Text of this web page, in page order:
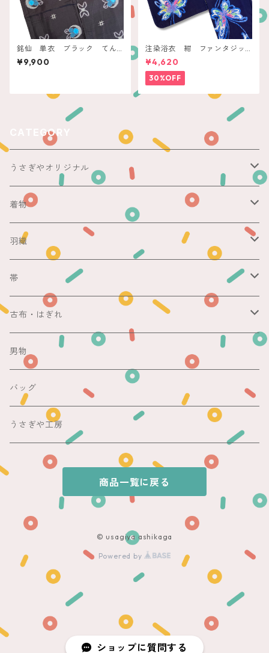
ショップに質問する
銘仙 単衣 ブラック てん
とう虫と蝶
¥9,900
注染浴衣 紺 ファンタジッ
クバタフライ
¥4,620
30%OFF
CATEGORY
うさぎやオリジナル
ericoさん
レース足袋
マスキングテープ
防虫香
着物
袷
銘仙
紬
単衣
銘仙
紬
夏
浴衣
夏着物
羽織
銘仙
その他
帯
名古屋帯
袋帯
昼夜帯
夏帯
古布・はぎれ
切売り
銘仙
銘仙集め
木綿・麻
男物
バッグ
うさぎや工房
商品一覧に戻る
© usagiya ashikaga
Powered by